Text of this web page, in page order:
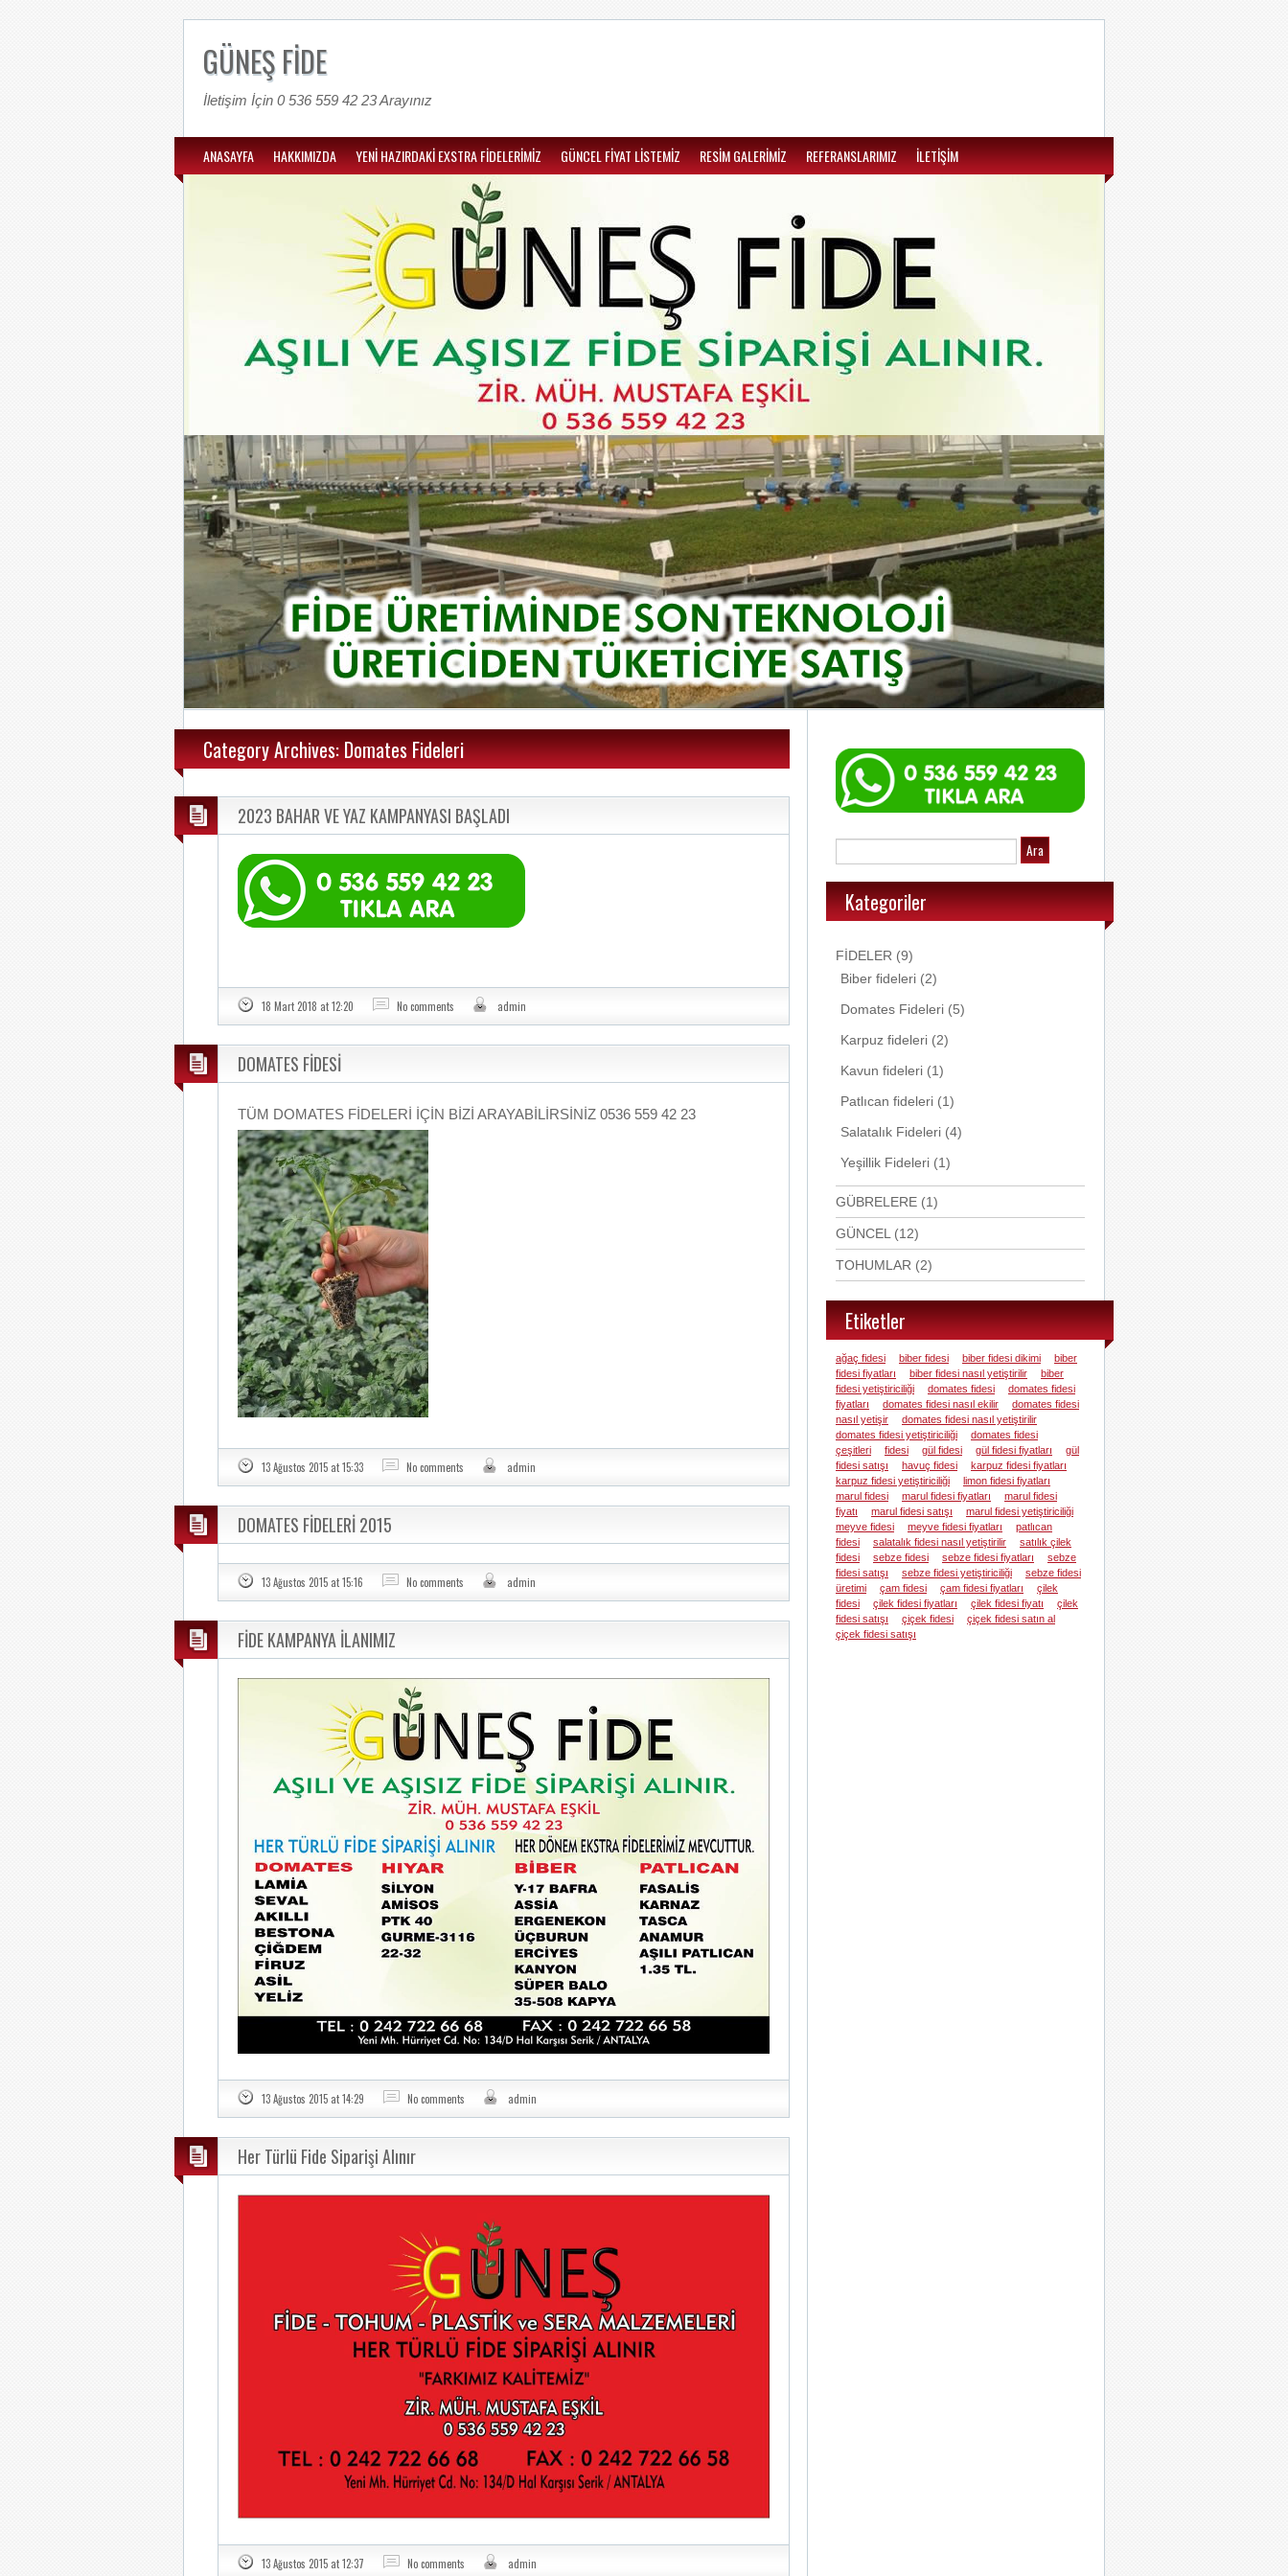
GÜNEŞ FİDE
İletişim İçin 0 536 559 42 23 Arayınız
ANASAYFA HAKKIMIZDA YENİ HAZIRDAKİ EXSTRA FİDELERİMİZ GÜNCEL FİYAT LİSTEMİZ RESİM GALERİMİZ REFERANSLARIMIZ İLETİŞİM
Category Archives: Domates Fideleri
2023 BAHAR VE YAZ KAMPANYASI BAŞLADI
18 Mart 2018 at 12:20 No comments admin
DOMATES FİDESİ
TÜM DOMATES FİDELERİ İÇİN BİZİ ARAYABİLİRSİNİZ 0536 559 42 23
13 Ağustos 2015 at 15:33 No comments admin
DOMATES FİDELERİ 2015
13 Ağustos 2015 at 15:16 No comments admin
FİDE KAMPANYA İLANIMIZ
13 Ağustos 2015 at 14:29 No comments admin
Her Türlü Fide Siparişi Alınır
13 Ağustos 2015 at 12:37 No comments admin
Kategoriler
FİDELER (9)
Biber fideleri (2)
Domates Fideleri (5)
Karpuz fideleri (2)
Kavun fideleri (1)
Patlıcan fideleri (1)
Salatalık Fideleri (4)
Yeşillik Fideleri (1)
GÜBRELERE (1)
GÜNCEL (12)
TOHUMLAR (2)
Etiketler
ağaç fidesi biber fidesi biber fidesi dikimi
biber
fidesi fiyatları
biber fidesi nasıl yetiştirilir
biber
fidesi yetiştiriciliği
domates fidesi
domates fidesi
fiyatları
domates fidesi nasıl ekilir
domates fidesi
nasıl yetişir
domates fidesi nasıl yetiştirilir
domates fidesi yetiştiriciliği
domates fidesi
çeşitleri
fidesi gül fidesi gül fidesi fiyatları
gül
fidesi satışı
havuç fidesi
karpuz fidesi fiyatları
karpuz fidesi yetiştiriciliği
limon fidesi fiyatları
marul fidesi
marul fidesi fiyatları
marul fidesi
fiyatı
marul fidesi satışı
marul fidesi yetiştiriciliği
meyve fidesi
meyve fidesi fiyatları
patlıcan
fidesi
salatalık fidesi nasıl yetiştirilir
satılık çilek
fidesi
sebze fidesi sebze fidesi fiyatları
sebze
fidesi satışı
sebze fidesi yetiştiriciliği
sebze fidesi
üretimi
çam fidesi çam fidesi fiyatları
çilek
fidesi
çilek fidesi fiyatları çilek fidesi fiyatı
çilek
fidesi satışı
çiçek fidesi
çiçek fidesi satın al
çiçek fidesi satışı